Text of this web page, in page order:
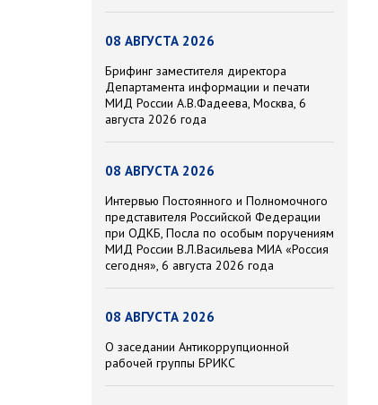
08 АВГУСТА 2026
Брифинг заместителя директора
Департамента информации и печати
МИД России А.В.Фадеева, Москва, 6
августа 2026 года
08 АВГУСТА 2026
Интервью Постоянного и Полномочного
представителя Российской Федерации
при ОДКБ, Посла по особым поручениям
МИД России В.Л.Васильева МИА «Россия
сегодня», 6 августа 2026 года
08 АВГУСТА 2026
О заседании Антикоррупционной
рабочей группы БРИКС